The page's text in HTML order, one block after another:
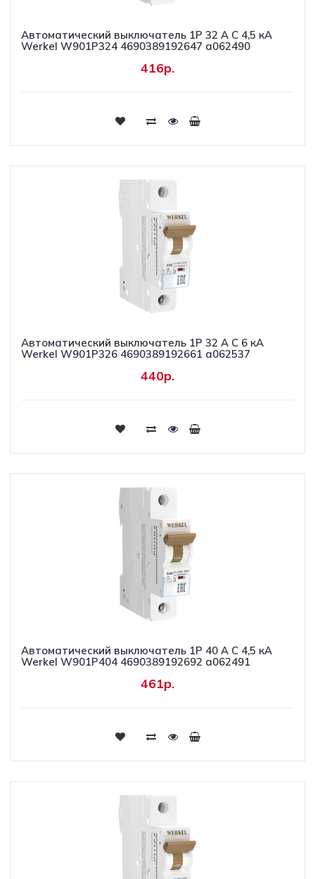
Автоматический выключатель 1P 32 A C 4,5 кА
Werkel W901P324 4690389192647 a062490
416р.
Купить
Автоматический выключатель 1P 32 A C 6 кА
Werkel W901P326 4690389192661 a062537
440р.
Купить
Автоматический выключатель 1P 40 A C 4,5 кА
Werkel W901P404 4690389192692 a062491
461р.
Купить